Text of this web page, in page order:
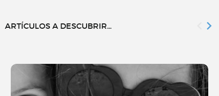
ARTÍCULOS A DESCUBRIR...